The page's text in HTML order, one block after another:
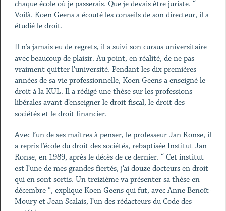
chaque école où je passerais. Que je devais être juriste. “
Voilà. Koen Geens a écouté les conseils de son directeur, il a
étudié le droit.
Il n’a jamais eu de regrets, il a suivi son cursus universitaire
avec beaucoup de plaisir. Au point, en réalité, de ne pas
vraiment quitter l’université. Pendant les dix premières
années de sa vie professionnelle, Koen Geens a enseigné le
droit à la KUL. Il a rédigé une thèse sur les professions
libérales avant d’enseigner le droit fiscal, le droit des
sociétés et le droit financier.
Avec l’un de ses maîtres à penser, le professeur Jan Ronse, il
a repris l’école du droit des sociétés, rebaptisée Institut Jan
Ronse, en 1989, après le décès de ce dernier. “ Cet institut
est l’une de mes grandes fiertés, j’ai douze docteurs en droit
qui en sont sortis. Un treizième va présenter sa thèse en
décembre “, explique Koen Geens qui fut, avec Anne Benoît-
Moury et Jean Scalais, l’un des rédacteurs du Code des